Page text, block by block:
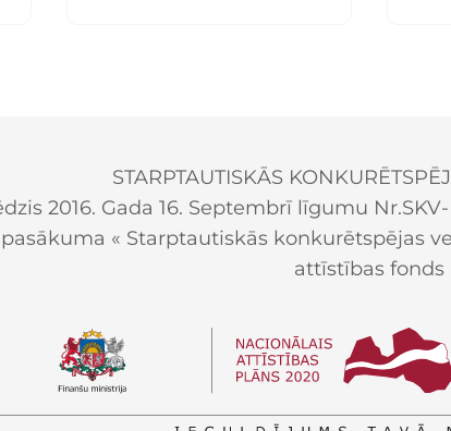
STARPTAUTISKĀS
2016. Gada 16. Septembrī līgumu
« Starptautiskās konkurētspējas
attīstības fonds